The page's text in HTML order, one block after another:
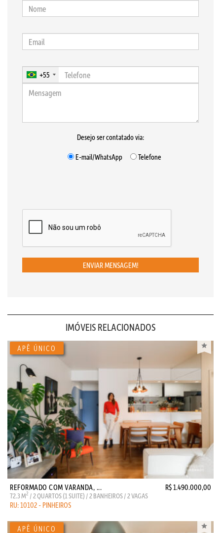
+55
Desejo ser contatado via:
E-mail/WhatsApp
Telefone
ENVIAR MENSAGEM!
IMÓVEIS RELACIONADOS
REFORMADO COM VARANDA, ... R$ 1.490.000,00
72.3 M2 / 2 QUARTOS (1 SUITE) / 2 BANHEIROS / 2 VAGAS
RU: 10102 - PINHEIROS